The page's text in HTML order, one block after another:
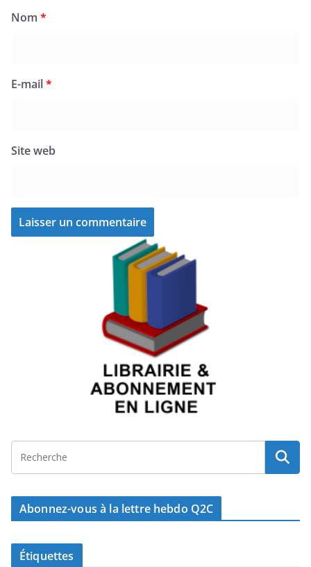
Nom *
E-mail*
Site web
Abonnez-vous à la lettre hebdo Q2C
Étiquettes